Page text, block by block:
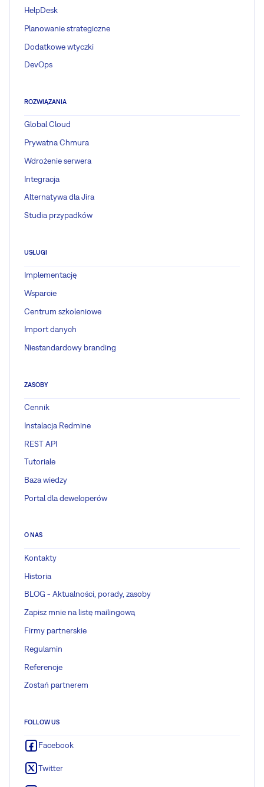
HelpDesk
Planowanie strategiczne
Dodatkowe wtyczki
DevOps
ROZWIĄZANIA
Global Cloud
Prywatna Chmura
Wdrożenie serwera
Integracja
Alternatywa dla Jira
Studia przypadków
USŁUGI
Implementację
Wsparcie
Centrum szkoleniowe
Import danych
Niestandardowy branding
ZASOBY
Cennik
Instalacja Redmine
REST API
Tutoriale
Baza wiedzy
Portal dla deweloperów
O NAS
Kontakty
Historia
BLOG - Aktualności, porady, zasoby
Zapisz mnie na listę mailingową
Firmy partnerskie
Regulamin
Referencje
Zostań partnerem
FOLLOW US
Facebook
Twitter